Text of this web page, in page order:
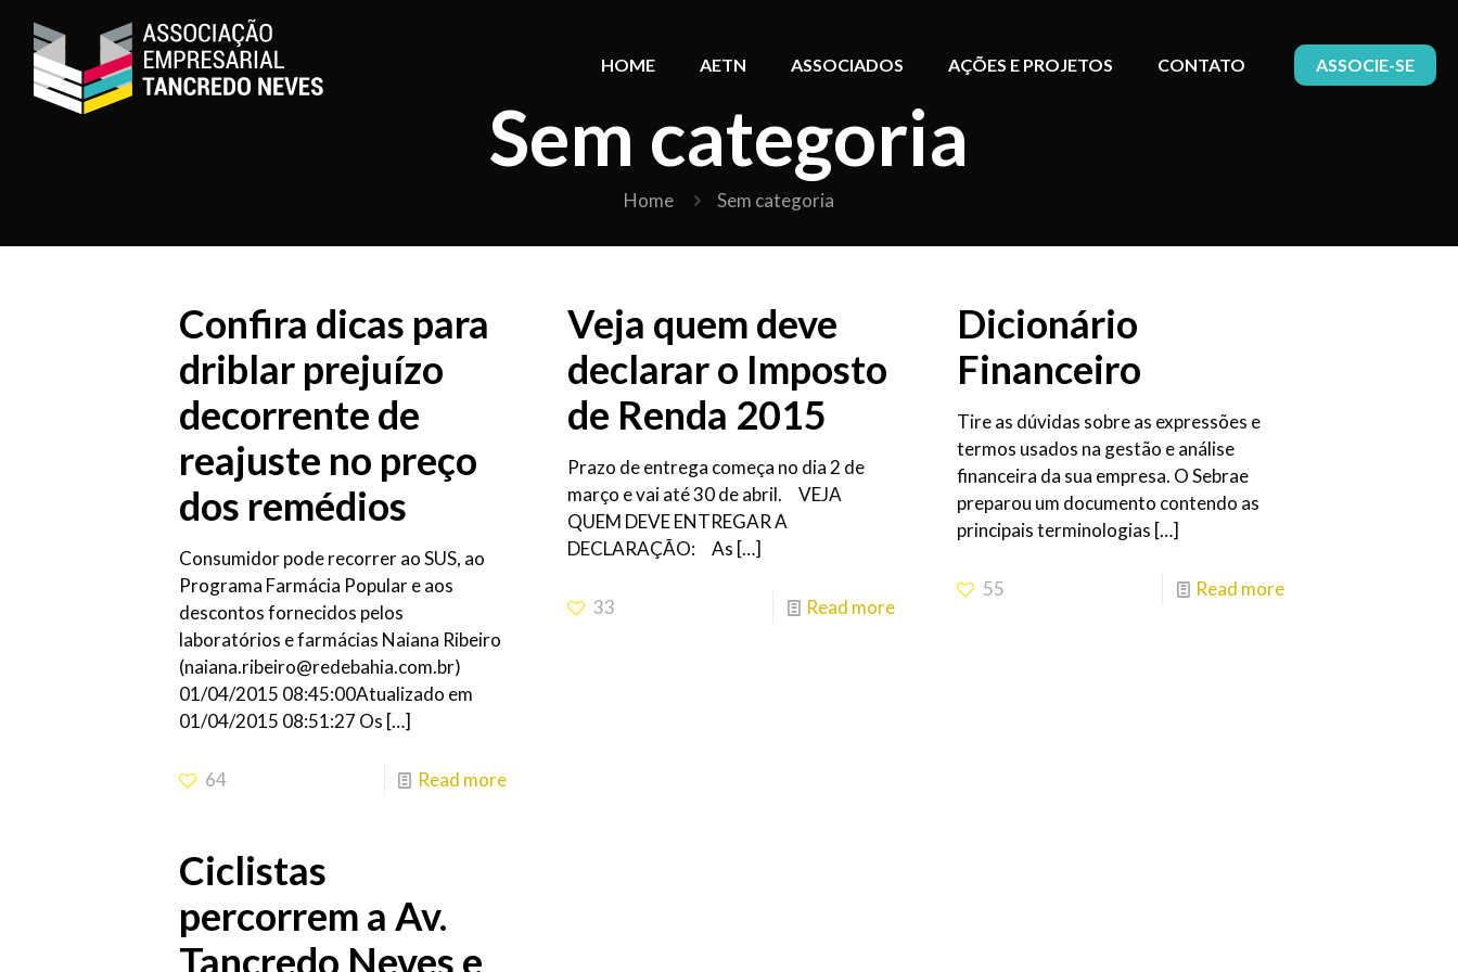
HOME AETN ASSOCIADOS AÇÕES E PROJETOS CONTATO ASSOCIE-SE
Sem categoria
Home Sem categoria
Confira dicas para
driblar prejuízo
decorrente de
reajuste no preço
dos remédios
Consumidor pode recorrer ao SUS, ao
Programa Farmácia Popular e aos
descontos fornecidos pelos
laboratórios e farmácias Naiana Ribeiro
(naiana.ribeiro@redebahia.com.br)
01/04/2015 08:45:00Atualizado em
01/04/2015 08:51:27 Os […]
64 Read more
Veja quem deve
declarar o Imposto
de Renda 2015
Prazo de entrega começa no dia 2 de
março e vai até 30 de abril. VEJA
QUEM DEVE ENTREGAR A
DECLARAÇÃO: As […]
33 Read more
Dicionário
Financeiro
Tire as dúvidas sobre as expressões e
termos usados na gestão e análise
financeira da sua empresa. O Sebrae
preparou um documento contendo as
principais terminologias […]
55 Read more
Ciclistas
percorrem a Av.
Tancredo Neves e